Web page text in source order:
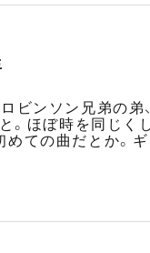
ビンソン兄弟の
ほぼ時を同じくし
ての曲だとか。